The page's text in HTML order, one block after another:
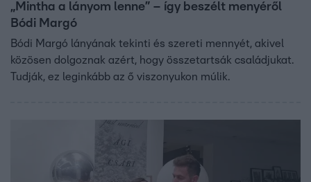
„Mintha a lányom lenne” – így beszélt menyéről
Bódi Margó
Bódi Margó lányának tekinti és szereti mennyét, akivel
közösen dolgoznak azért, hogy összetartsák családjukat.
Tudják, ez leginkább az ő viszonyukon múlik.